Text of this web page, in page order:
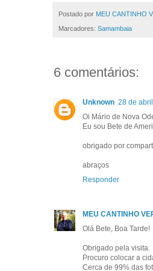
Postado por MEU CANTINHO
Marcadores: Samambaia
6 comentários:
Unknown 28 de
Oi Mário de Nova
Eu sou Bete de
obrigado por
abraços
Responder
MEU CANTINHO
Olá Bete, Boa Tarde!
Obrigado pela visita.
Procuro colocar a
Cerca de 99% das